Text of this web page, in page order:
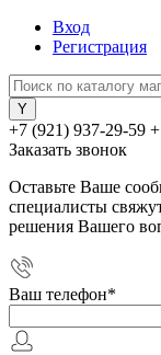
Вход
Регистрация
+7 (921) 937-29-59
Заказать звонок
Оставьте Ваше
специалисты
решения Вашего
Ваш телефон*